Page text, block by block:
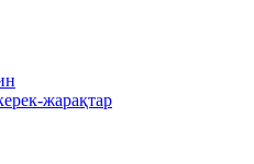
жарақтар